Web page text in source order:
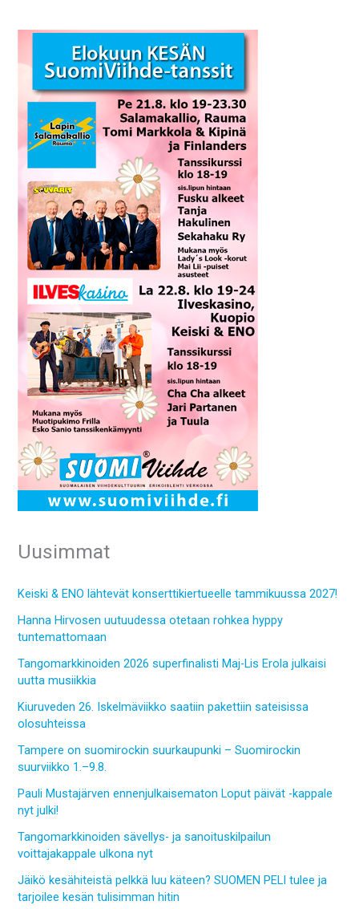
Uusimmat
Keiski & ENO lähtevät konserttikiertueelle tammikuussa 2027!
Hanna Hirvosen uutuudessa otetaan rohkea hyppy
tuntemattomaan
Tangomarkkinoiden 2026 superfinalisti Maj-Lis Erola julkaisi
uutta musiikkia
Kiuruveden 26. Iskelmäviikko saatiin pakettiin sateisissa
olosuhteissa
Tampere on suomirockin suurkaupunki – Suomirockin
suurviikko 1.–9.8.
Pauli Mustajärven ennenjulkaisematon Loput päivät -kappale
nyt julki!
Tangomarkkinoiden sävellys- ja sanoituskilpailun
voittajakappale ulkona nyt
Jäikö kesähiteistä pelkkä luu käteen? SUOMEN PELI tulee ja
tarjoilee kesän tulisimman hitin